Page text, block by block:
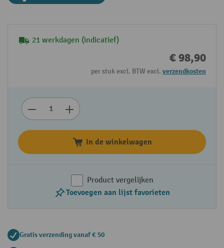
21 werkdagen (indicatief)
€ 98,90
per stuk excl. BTW excl. verzendkosten
In de winkelwagen
Product vergelijken
Toevoegen aan lijst favorieten
Gratis verzending vanaf € 50